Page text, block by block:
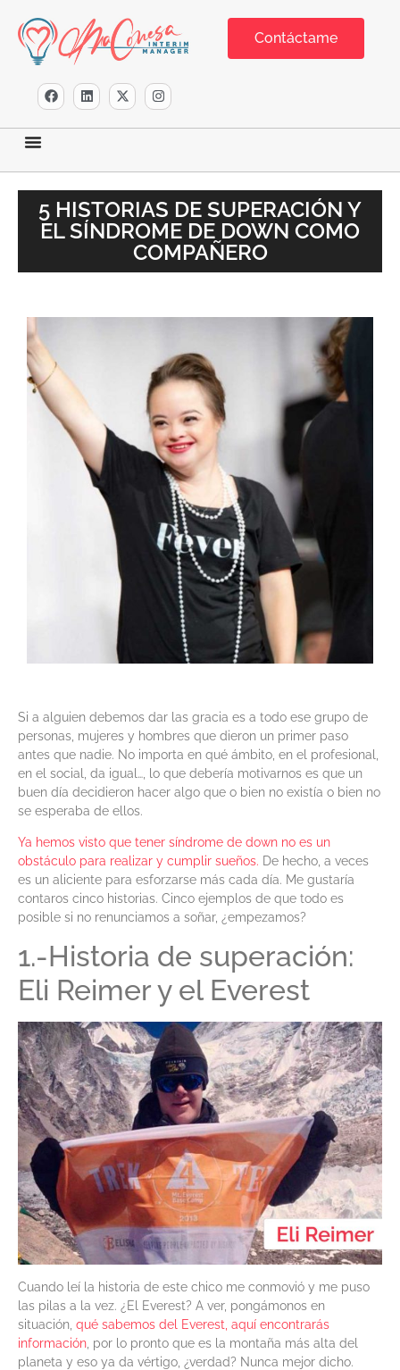
Contáctame
5 HISTORIAS DE SUPERACIÓN Y
EL SÍNDROME DE DOWN COMO
COMPAÑERO
Si a alguien debemos dar las gracia es a todo ese grupo de
personas, mujeres y hombres que dieron un primer paso
antes que nadie. No importa en qué ámbito, en el profesional,
en el social, da igual…, lo que debería motivarnos es que un
buen día decidieron hacer algo que o bien no existía o bien no
se esperaba de ellos.
Ya hemos visto que tener síndrome de down no es un
obstáculo para realizar y cumplir sueños. De hecho, a veces
es un aliciente para esforzarse más cada día. Me gustaría
contaros cinco historias. Cinco ejemplos de que todo es
posible si no renunciamos a soñar, ¿empezamos?
1.-Historia de superación:
Eli Reimer y el Everest
Cuando leí la historia de este chico me conmovió y me puso
las pilas a la vez. ¿El Everest? A ver, pongámonos en
situación, qué sabemos del Everest, aquí encontrarás
información , por lo pronto que es la montaña más alta del
planeta y eso ya da vértigo, ¿verdad? Nunca mejor dicho.